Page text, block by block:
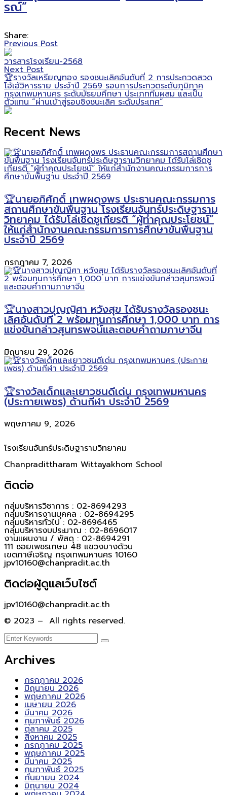
รณ์”
Share:
Previous Post
วารสารโรงเรียน-2568
Next Post
🏆รางวัลเหรียญทอง รองชนะเลิศอันดับที่ 2 การประกวดสวด
โอ้เอ้วิหารราย ประจำปี 2569 รอบการประกวดระดับภูมิภาค
กรุงเทพมหานคร ระดับมัธยมศึกษา ประเภททีมผสม และเป็น
ตัวแทน “ผ่านเข้าสู่รอบชิงชนะเลิศ ระดับประเทศ”
Recent News
🏆นายอภิศักดิ์ เทพผดุงพร ประธานคณะกรรมการ
สถานศึกษาขั้นพื้นฐาน โรงเรียนจันทร์ประดิษฐาราม
วิทยาคม ได้รับโล่เชิดชูเกียรติ “ผู้ทำคุณประโยชน์”
ให้แก่สำนักงานคณะกรรมการการศึกษาขั้นพื้นฐาน
ประจำปี 2569
กรกฎาคม 7, 2026
🏆นางสาวปุญญิศา หวังสุข ได้รับรางวัลรองชนะ
เลิศอันดับที่ 2 พร้อมทุนการศึกษา 1,000 บาท การ
แข่งขันกล่าวสุนทรพจน์และตอบคำถามภาษาจีน
มิถุนายน 29, 2026
🏆รางวัลเด็กและเยาวชนดีเด่น กรุงเทพมหานคร
(ประกายเพชร) ด้านกีฬา ประจำปี 2569
พฤษภาคม 9, 2026
โรงเรียนจันทร์ประดิษฐารามวิทยาคม
Chanpradittharam Wittayakhom School
ติดต่อ
กลุ่มบริหารวิชาการ : 02-8694293
กลุ่มบริหารงานบุคคล : 02-8694295
กลุ่มบริหารทั่วไป : 02-8696465
กลุ่มบริหารงบประมาณ : 02-8696017
งานแผนงาน / พัสดุ : 02-8694291
111 ซอยเพชรเกษม 48 แขวงบางด้วน
เขตภาษีเจริญ กรุงเทพมหานคร 10160
jpv10160@chanpradit.ac.th
ติดต่อผู้ดูแลเว็บไซต์
jpv10160@chanpradit.ac.th
© 2023 – All rights reserved.
Archives
กรกฎาคม 2026
มิถุนายน 2026
พฤษภาคม 2026
เมษายน 2026
มีนาคม 2026
กุมภาพันธ์ 2026
ตุลาคม 2025
สิงหาคม 2025
กรกฎาคม 2025
พฤษภาคม 2025
มีนาคม 2025
กุมภาพันธ์ 2025
กันยายน 2024
มิถุนายน 2024